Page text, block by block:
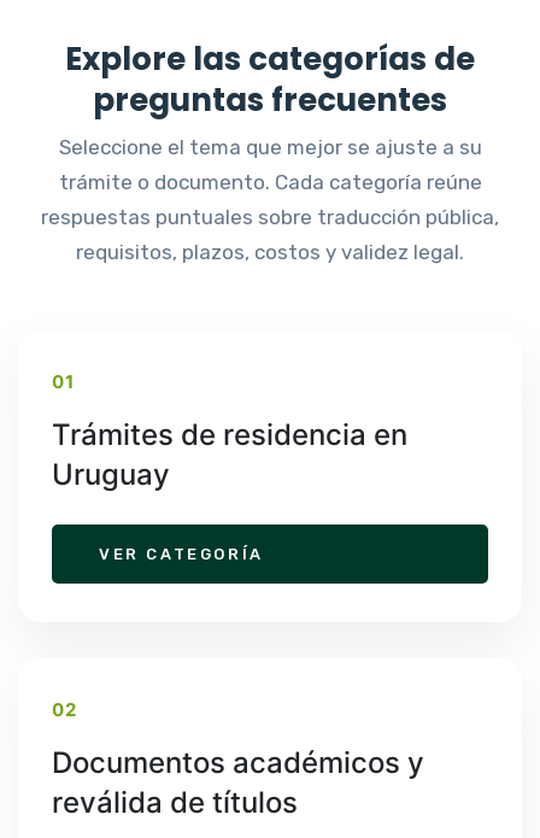
Explore las categorías de
preguntas frecuentes
Seleccione el tema que mejor se ajuste a su
trámite o documento. Cada categoría reúne
respuestas puntuales sobre traducción pública,
requisitos, plazos, costos y validez legal.
01
Trámites de residencia en
Uruguay
VER CATEGORÍA
02
Documentos académicos y
reválida de títulos